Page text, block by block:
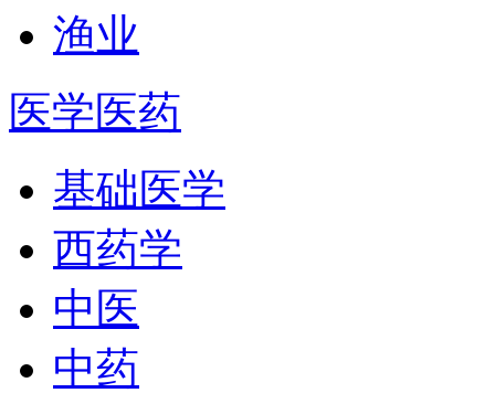
渔业
医学医药
基础医学
西药学
中医
中药